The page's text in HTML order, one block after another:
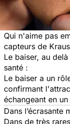
Qui n'aime pas
capteurs de
Le baiser, au
santé :
Le baiser a un
confirmant
échangeant en
Dans l’écrasante
Dans de très